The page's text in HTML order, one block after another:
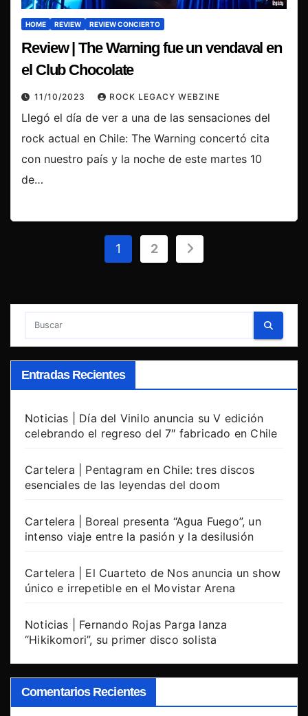
HOME REVIEW REVIEW CONCIERTO
Review | The Warning fue un vendaval en
el Club Chocolate
11/10/2023 ROCK LEGACY WEBZINE
Llegó el día de ver a una de las sensaciones del
rock actual en Chile: The Warning concertó cita
con nuestro país y la noche de este martes 10
de…
Paginación
entradas
1 2
Entradas Recientes
Noticias | Día del Vinilo anuncia su V edición
celebrando el regreso del 7″ fabricado en Chile
Cartelera | Pentagram en Chile: tres discos
esenciales de las leyendas del doom
Cartelera | Boreal presenta “Agua Fuego”, un
intenso viaje entre la pasión y la desilusión
Cartelera | El Cuarteto de Nos anuncia un show
único e irrepetible en el Movistar Arena
Noticias | Fernando Rojas Parga lanza
“Hikikomori”, su primer disco solista
Comentarios Recientes